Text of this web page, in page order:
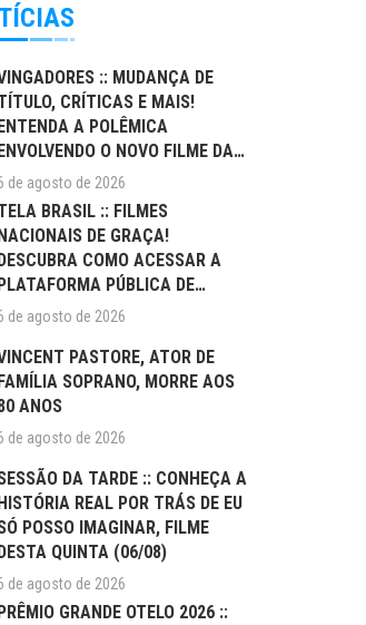
:: MUDANÇA DE
CRÍTICAS E MAIS!
ENTENDA A POLÊMICA
ENVOLVENDO O NOVO FILME DA
de agosto de 2026
BRASIL :: FILMES
NACIONAIS DE GRAÇA!
DESCUBRA COMO ACESSAR A
PLATAFORMA PÚBLICA DE
de agosto de 2026
PASTORE, ATOR DE
FAMÍLIA SOPRANO, MORRE AOS
ANOS
de agosto de 2026
DA TARDE :: CONHEÇA A
HISTÓRIA REAL POR TRÁS DE EU
POSSO IMAGINAR, FILME
DESTA QUINTA (06/08)
de agosto de 2026
PRÊMIO GRANDE OTELO 2026 ::